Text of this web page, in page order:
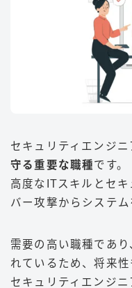
セキュリティエンジニ
守る重要な職種です。
高度なITスキルとセ
バー攻撃からシステム
需要の高い職種であ
れているため、将来性
セキュリティエンジ